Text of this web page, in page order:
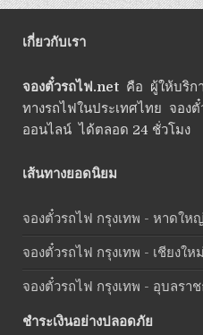
เกี่ยวกับเรา
จองตั๋วรถไฟ.net คือ ผู้ให้บริก
ทางรถไฟในประเทศไทย จอง
ออนไลน์ ได้ตลอด 24 ชั่วโมง
เส้นทางยอดนิยม
จองตั๋วรถไฟ กรุงเทพ - หาดใหญ่
จองตั๋วรถไฟ กรุงเทพ - เชียงใหม่
จองตั๋วรถไฟ กรุงเทพ - อุบลรา
ชำระเงินอย่างปลอดภัย